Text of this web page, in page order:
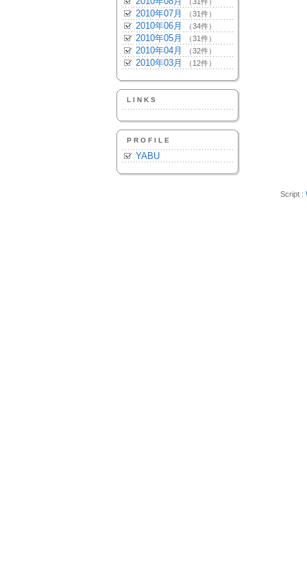
2010年07月 （31件）
2010年06月 （34件）
2010年05月 （31件）
2010年04月 （32件）
2010年03月 （12件）
LINKS
PROFILE
YABU
Script :